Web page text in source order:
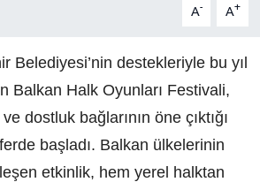
A- A+
Belediyesi’nin destekleriyle bu yıl
Balkan Halk Oyunları Festivali,
dostluk bağlarının öne çıktığı
başladı. Balkan ülkelerinin
etkinlik, hem yerel halktan